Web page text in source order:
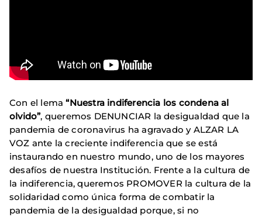
Con el lema “Nuestra indiferencia los condena al
olvido”, queremos DENUNCIAR la desigualdad que la
pandemia de coronavirus ha agravado y ALZAR LA
VOZ ante la creciente indiferencia que se está
instaurando en nuestro mundo, uno de los mayores
desafíos de nuestra Institución. Frente a la cultura de
la indiferencia, queremos PROMOVER la cultura de la
solidaridad como única forma de combatir la
pandemia de la desigualdad porque, si no